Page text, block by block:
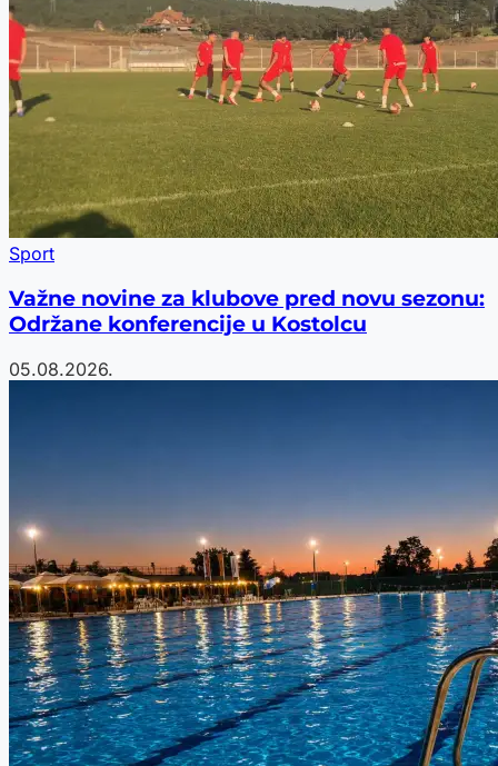
Sport
Važne novine za klubove pred novu sezonu:
Održane konferencije u Kostolcu
05.08.2026.